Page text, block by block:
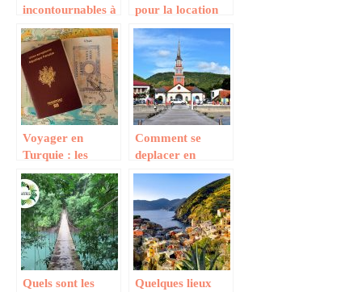
incontournables à
visiter à New
York sans
attendre
pour la location
de residence de
vacances ?
Voyager en
Turquie : les
points essentiels
Comment se
deplacer en
Martinique ?
Quels sont les Quelques lieux